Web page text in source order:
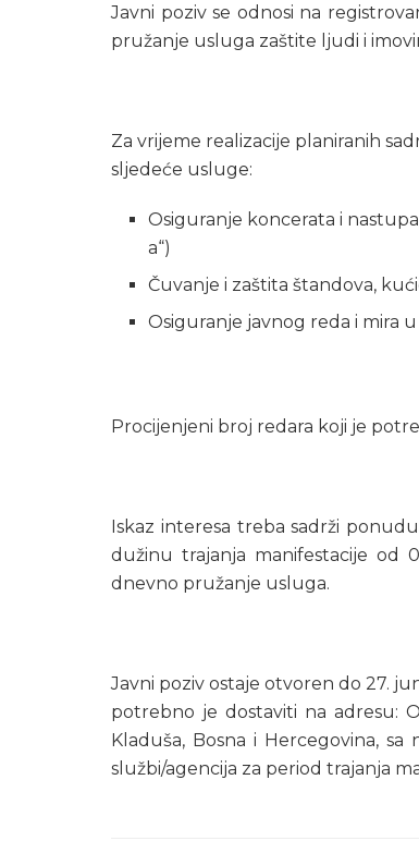
Javni poziv se odnosi na
pružanje usluga zaštite ljudi i
Za vrijeme realizacije planiranih
sljedeće usluge:
Osiguranje koncerata i
a“)
Čuvanje i zaštita štandova,
Osiguranje javnog reda i mira
Procijenjeni broj redara koji je
Iskaz interesa treba sadrži
dužinu trajanja manifestacije od
dnevno pružanje usluga.
Javni poziv ostaje otvoren do 27.
potrebno je dostaviti na adresu:
Kladuša, Bosna i Hercegovina,
službi/agencija za period trajanja